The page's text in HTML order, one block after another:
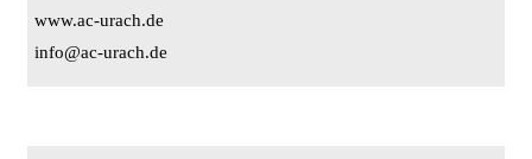
www.ac-urach.de
info@ac-urach.de